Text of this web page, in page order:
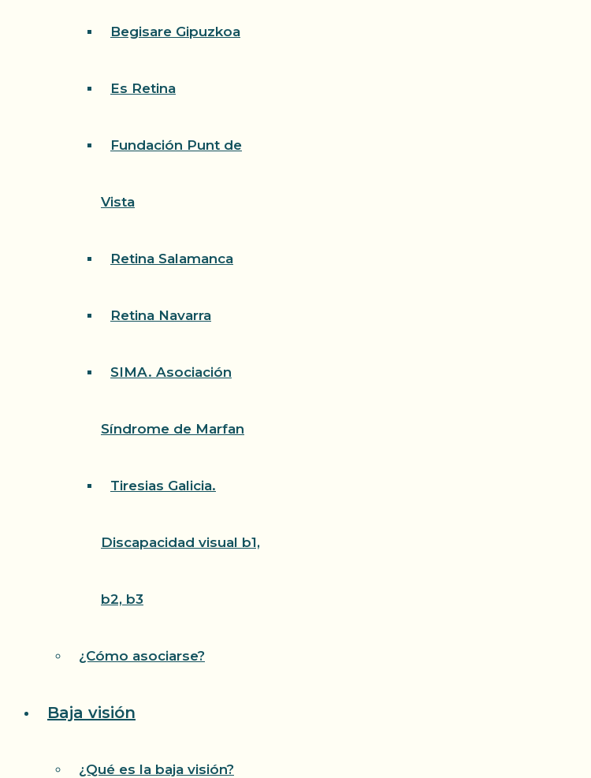
Begisare Gipuzkoa
Es Retina
Fundación Punt de
Vista
Retina Salamanca
Retina Navarra
SIMA. Asociación
Síndrome de Marfan
Tiresias Galicia.
Discapacidad visual b1,
b2, b3
¿Cómo asociarse?
Baja visión
¿Qué es la baja visión?